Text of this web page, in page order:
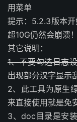
用菜单
提示：5.2.3版本
超10G仍然会崩溃！
其它说明：
1、不要勾选日志
出现部分汉字显示
2、此工具为原生
来直接使用就是免
3、doc目录是安